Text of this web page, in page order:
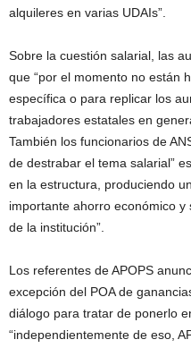
alquileres en varias UDAIs”.
Sobre la cuestión salarial, las
que “por el momento no están
específica o para replicar los
trabajadores estatales en
También los funcionarios de
de destrabar el tema salarial”
en la estructura, produciendo
importante ahorro económico
de la institución”.
Los referentes de APOPS
excepción del POA de
diálogo para tratar de ponerlo
“independientemente de eso,